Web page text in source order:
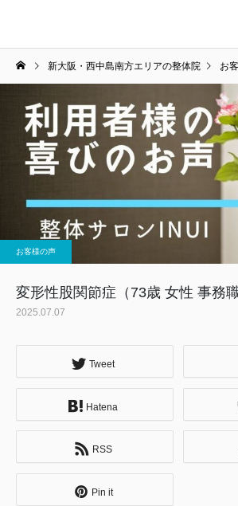
新大阪・西中島南方エリアの整体院 お
お客様の声
変形性股関節症（73歳 女性 事務職
2025.07.07
Tweet
Hatena
RSS
Pin it